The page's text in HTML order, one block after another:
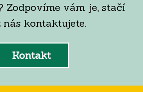
Zodpovíme vám je, stačí
nás kontaktujete.
Kontakt